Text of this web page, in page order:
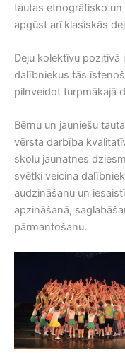
tautas etnogrāfisko un
apgūst arī klasiskās
Deju kolektīvu pozitīvā
dalībniekus tās
pilnveidot turpmākajā
Bērnu un jauniešu
vērsta darbība
skolu jaunatnes
svētki veicina
audzināšanu un
apzināšanā,
pārmantošanu.